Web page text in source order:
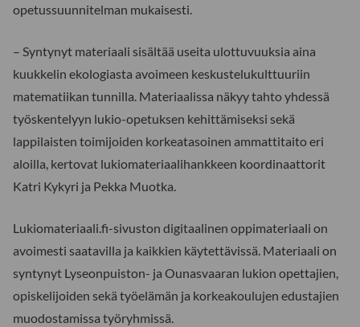
opetussuunnitelman mukaisesti.
– Syntynyt materiaali sisältää useita ulottuvuuksia aina
kuukkelin ekologiasta avoimeen keskustelukulttuuriin
matematiikan tunnilla. Materiaalissa näkyy tahto yhdessä
työskentelyyn lukio-opetuksen kehittämiseksi sekä
lappilaisten toimijoiden korkeatasoinen ammattitaito eri
aloilla, kertovat lukiomateriaalihankkeen koordinaattorit
Katri Kykyri ja Pekka Muotka.
Lukiomateriaali.fi-sivuston digitaalinen oppimateriaali on
avoimesti saatavilla ja kaikkien käytettävissä. Materiaali on
syntynyt Lyseonpuiston- ja Ounasvaaran lukion opettajien,
opiskelijoiden sekä työelämän ja korkeakoulujen edustajien
muodostamissa työryhmissä.